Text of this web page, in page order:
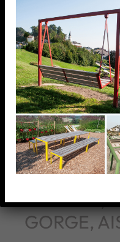
EMBOUT
GORGE,